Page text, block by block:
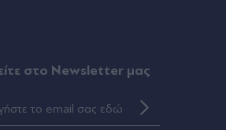
κατάργηση της υπηκοότητας
μέσα στη θάλασσα με
ασορτί μπολερό - "Μπανάκι"
στο Newsletter μας